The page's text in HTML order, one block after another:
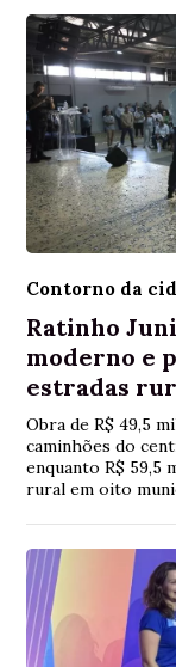
Contorno da
Ratinho
moderno e
estradas
Obra de R$ 49,5
caminhões do
enquanto R$ 59,5
rural em oito